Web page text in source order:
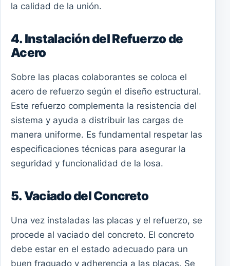
la calidad de la unión.
4. Instalación del Refuerzo de
Acero
Sobre las placas colaborantes se coloca el
acero de refuerzo según el diseño estructural.
Este refuerzo complementa la resistencia del
sistema y ayuda a distribuir las cargas de
manera uniforme. Es fundamental respetar las
especificaciones técnicas para asegurar la
seguridad y funcionalidad de la losa.
5. Vaciado del Concreto
Una vez instaladas las placas y el refuerzo, se
procede al vaciado del concreto. El concreto
debe estar en el estado adecuado para un
buen fraguado y adherencia a las placas. Se